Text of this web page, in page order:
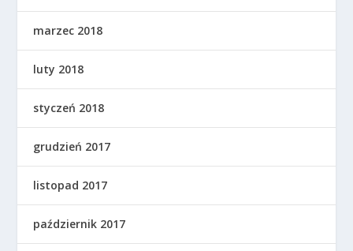
marzec 2018
luty 2018
styczeń 2018
grudzień 2017
listopad 2017
październik 2017